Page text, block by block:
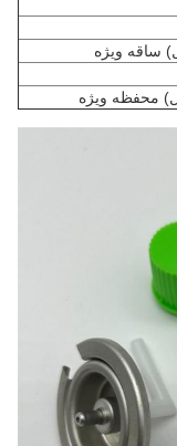
ساقه ویژه
محفظه ویژه